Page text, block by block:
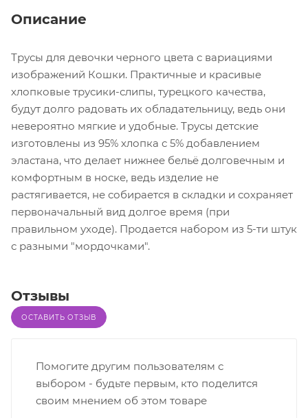
Описание
Трусы для девочки черного цвета с вариациями
изображений Кошки. Практичные и красивые
хлопковые трусики-слипы, турецкого качества,
будут долго радовать их обладательницу, ведь они
невероятно мягкие и удобные. Трусы детские
изготовлены из 95% хлопка с 5% добавлением
эластана, что делает нижнее бельё долговечным и
комфортным в носке, ведь изделие не
растягивается, не собирается в складки и сохраняет
первоначальный вид долгое время (при
правильном уходе). Продается набором из 5-ти штук
с разными "мордочками".
Отзывы
ОСТАВИТЬ ОТЗЫВ
Помогите другим пользователям с
выбором - будьте первым, кто поделится
своим мнением об этом товаре